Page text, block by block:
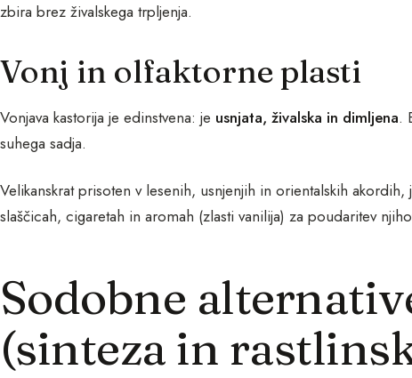
zbira brez živalskega trpljenja.
Vonj in olfaktorne plasti
Vonjava kastorija je edinstvena: je usnjata, živalska in dimljena.
suhega sadja.
Velikanskrat prisoten v lesenih, usnjenjih in orientalskih
slaščicah, cigaretah in aromah (zlasti vanilija) za poudaritev
Sodobne
(sinteza in